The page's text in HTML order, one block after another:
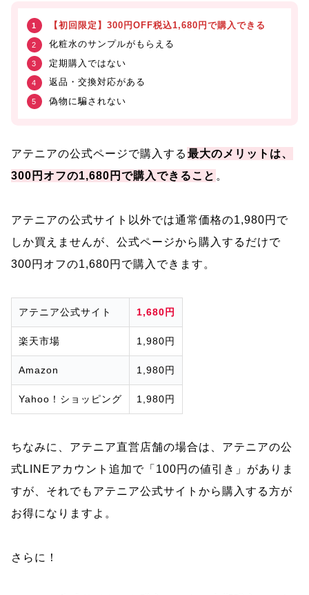
【初回限定】300円OFF税込1,680円で購入できる
化粧水のサンプルがもらえる
定期購入ではない
返品・交換対応がある
偽物に騙されない
アテニアの公式ページで購入する 最大のメリットは、
300円オフの1,680円で購入できること 。
アテニアの公式サイト以外では通常価格の1,980円で
しか買えませんが、公式ページから購入するだけで
300円オフの1,680円で購入できます。
アテニア公式サイト 1,680円
楽天市場 1,980円
Amazon 1,980円
Yahoo！ショッピング 1,980円
ちなみに、アテニア直営店舗の場合は、アテニアの公
式LINEアカウント追加で「100円の値引き」がありま
すが、それでもアテニア公式サイトから購入する方が
お得になりますよ。
さらに！